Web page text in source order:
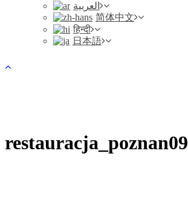
العربية
简体中文
हिन्दी
日本語
restauracja_poznan09